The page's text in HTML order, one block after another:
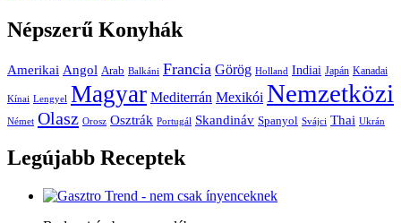
Népszerű Konyhák
Amerikai Angol Arab Balkáni Francia Görög Holland Indiai Japán Kanadai
Kínai Lengyel Magyar Mediterrán Mexikói Nemzetközi
Német Olasz Orosz Osztrák Portugál Skandináv Spanyol Svájci Thai Ukrán
Legújabb Receptek